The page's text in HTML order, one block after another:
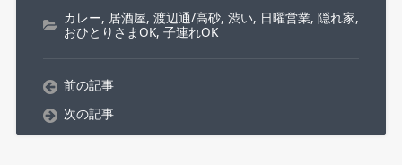
カレー, 居酒屋, 渡辺通/高砂, 渋い, 日曜営業, 隠れ家,
おひとりさまOK, 子連れOK
前の記事
次の記事